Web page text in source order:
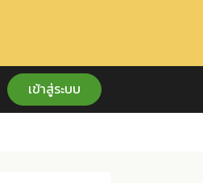
เข้าสู่ระบบ